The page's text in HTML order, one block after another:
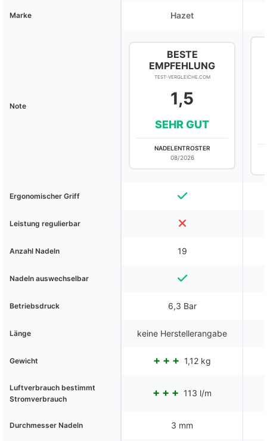
Marke Hazet
Note
BESTE
EMPFEHLUNG
TEST-VERGLEICHE.COM
1,5
SEHR GUT
NADELENTROSTER
08/2026
Ergonomischer Griff
Leistung regulierbar
Anzahl Nadeln 19
Nadeln auswechselbar
Betriebsdruck 6,3 Bar
Länge keine Herstellerangabe
Gewicht 1,12 kg
Luftverbrauch bestimmt
Stromverbrauch
113 l/m
Durchmesser Nadeln 3 mm